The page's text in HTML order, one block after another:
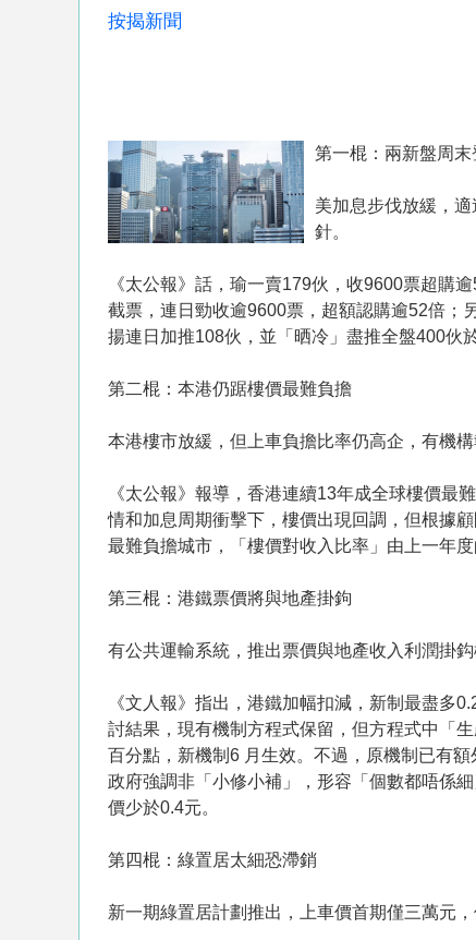
按揭新聞
第一棍：兩新盤周末
美加息步伐放緩，
針。
《太公報》話，瑜一賣179伙，收9600票超購
截票，連日勁收逾9600票，超額認購逾52倍；
揚連日加推108伙，並「晒冷」盡推全盤400伙
第二棍：本港仍踞樓價最難負擔
本港樓市放緩，但上車負擔比率仍高企，有機
《太公報》報導，香港連續13年成全球樓價最
情和加息周期衝擊下，樓價出現回調，但根據
最難負擔城市，「樓價對收入比率」由上一年
第三棍：港鐵票價將與地產掛鉤
有公共運輸系統，推出票價與地產收入利潤掛
《文人報》指出，港鐵加幅扣減，新制最盡多
討結果，現有機制方程式保留，但方程式中「
百分點，新機制6 月生效。不過，原機制已有
政府強調非「小修小補」，形容「個數都唔係
價少於0.4元。
第四棍：綠置居太細恐滯銷
新一期綠置居計劃推出，上車價首期僅三萬元